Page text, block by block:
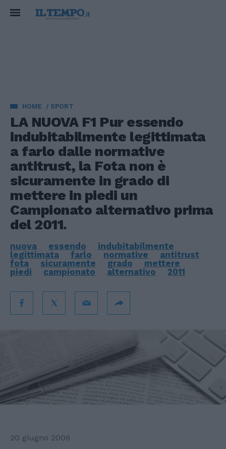
HOME SPORT
LA NUOVA F1 Pur essendo
indubitabilmente legittimata
a farlo dalle normative
antitrust, la Fota non è
sicuramente in grado di
mettere in piedi un
Campionato alternativo prima
del 2011.
nuova essendo
indubitabilmente
legittimata
farlo normative
antitrust
fota
sicuramente grado
mettere
piedi
campionato alternativo 2011
20 giugno 2009